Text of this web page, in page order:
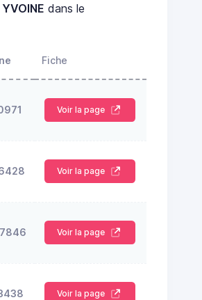
dans le
Fiche
Voir la page
Voir la page
Voir la page
Voir la page